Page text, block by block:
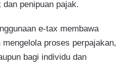
dan penipuan pajak.
e-tax membawa
proses perpajakan,
bagi individu dan